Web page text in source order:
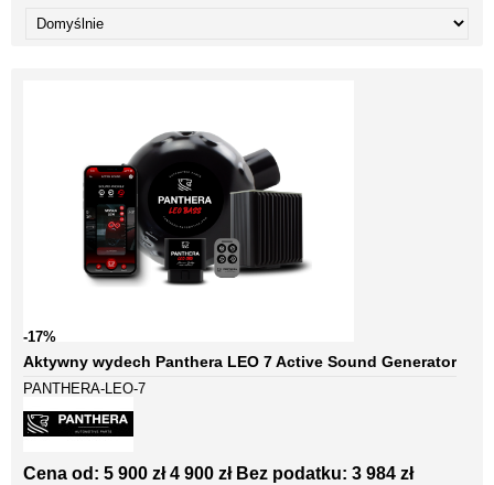
-17%
Aktywny wydech Panthera LEO 7 Active Sound Generator
PANTHERA-LEO-7
Cena od: 5 900 zł 4 900 zł Bez podatku: 3 984 zł